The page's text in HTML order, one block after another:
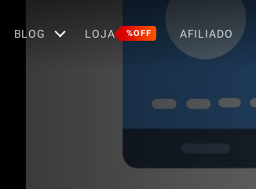
BLOG LOJA %OFF AFILIADO